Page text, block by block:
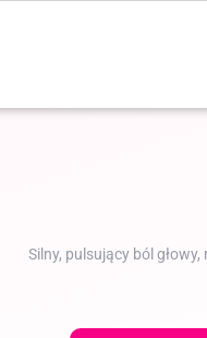
Silny, pulsujący ból